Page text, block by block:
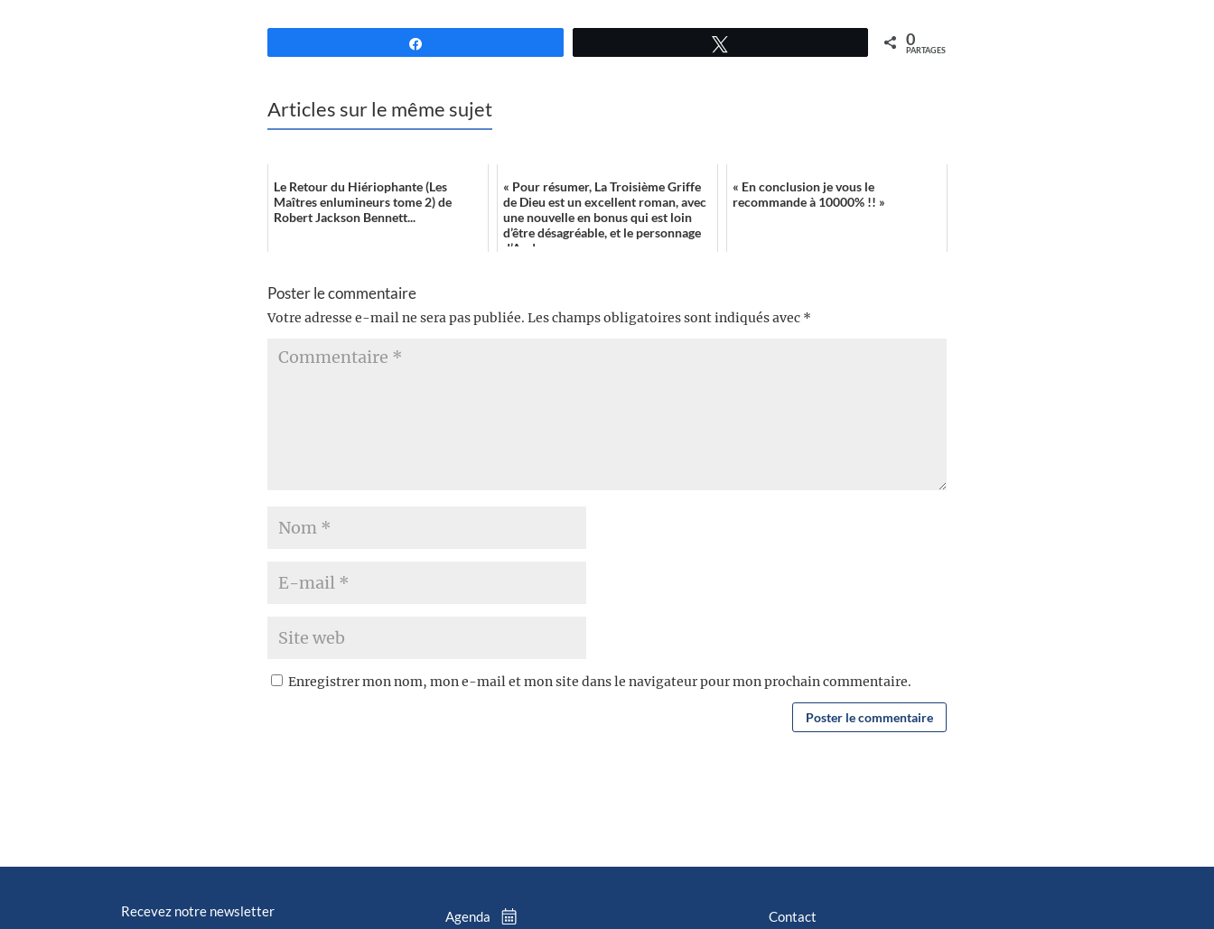
0
PARTAGES
Articles sur le même sujet
Le Retour du Hiériophante (Les
Maîtres enlumineurs tome 2) de
Robert Jackson Bennett...
« Pour résumer, La Troisième Griffe
de Dieu est un excellent roman, avec
une nouvelle en bonus qui est loin
d’être désagréable, et le personnage
d’And...
« En conclusion je vous le
recommande à 10000% !! »
Poster le commentaire
Votre adresse e-mail ne sera pas publiée. Les champs obligatoires sont indiqués avec *
Enregistrer mon nom, mon e-mail et mon site dans le navigateur pour mon prochain commentaire.
Recevez notre newsletter Agenda Contact